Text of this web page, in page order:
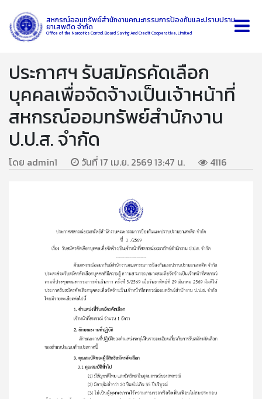
สหกรณ์ออมทรัพย์สำนักงานคณะกรรมการป้องกันและปราบปราม
ยาเสพติด จำกัด
Office of the Narcotics Control Board Saving And Credit Cooperative, Limited
ประกาศฯ รับสมัครคัดเลือก
บุคคลเพื่อจัดจ้างเป็นเจ้าหน้าที่
สหกรณ์ออมทรัพย์สำนักงาน
ป.ป.ส. จำกัด
โดย admin1 วันที่ 17 เม.ย. 2569 13:47 น. 4116